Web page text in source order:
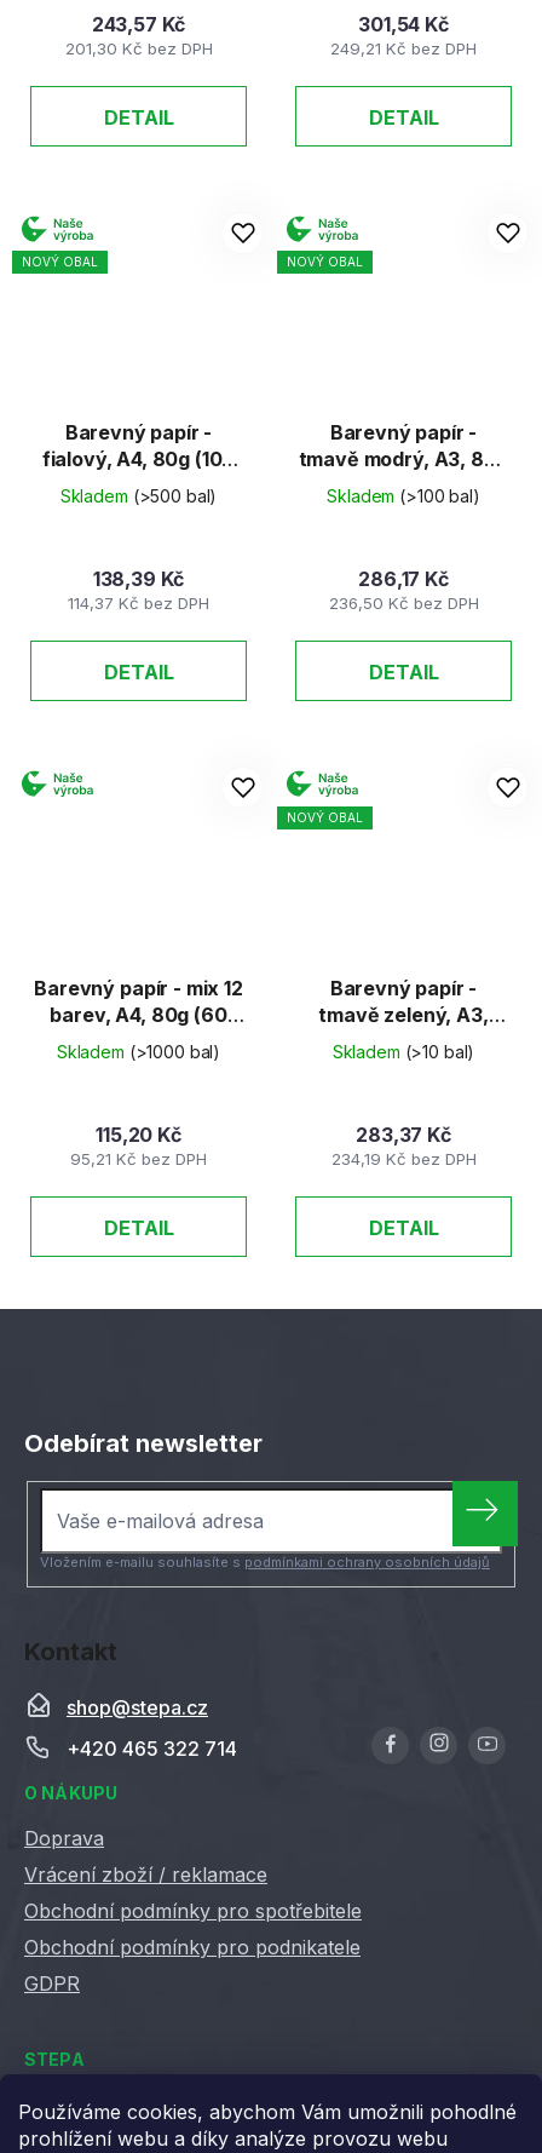
Používáme cookies, abychom Vám umožnili pohodlné
prohlížení webu a díky analýze provozu webu
201,30 Kč bez DPH
243,57 Kč
DETAIL
249,21 Kč bez DPH
301,54 Kč
DETAIL
NOVÝ OBAL
Barevný papír -
fialový, A4, 80g (100
listů)
Skladem (>500 bal)
114,37 Kč bez DPH
138,39 Kč
DETAIL
NOVÝ OBAL
Barevný papír -
tmavě modrý, A3, 80g
(100 listů)
Skladem (>100 bal)
236,50 Kč bez DPH
286,17 Kč
DETAIL
Barevný papír - mix 12
barev, A4, 80g (60
listů)
Skladem (>1000 bal)
95,21 Kč bez DPH
115,20 Kč
DETAIL
NOVÝ OBAL
Barevný papír -
tmavě zelený, A3,
80g (100 listů)
Skladem (>10 bal)
234,19 Kč bez DPH
283,37 Kč
DETAIL
Kontakt
shop@stepa.cz
+420 465 322 714
O NÁKUPU
Doprava
Vrácení zboží / reklamace
Obchodní podmínky pro spotřebitele
Obchodní podmínky pro podnikatele
GDPR
STEPA
Kontakty
Kariéra ve Stepě
Odebírat newsletter
Vložením e-mailu souhlasíte s podmínkami ochrany osobních údajů